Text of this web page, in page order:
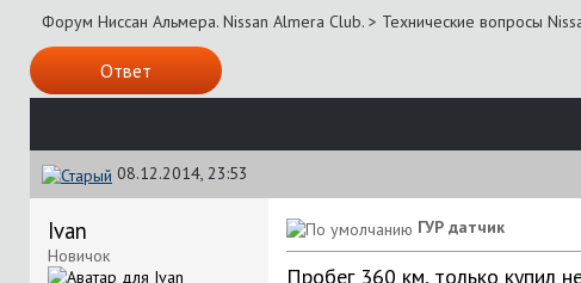
Форум Ниссан Альмера. Nissan Almera Club. > Технические вопросы
Ответ
08.12.2014, 23:53
Ivan
Новичок
ГУР датчик
Пробег 360 км, только купил